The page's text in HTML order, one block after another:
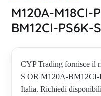
M120A-M18CI-
BM12CI-PS6K-S
CYP Trading fornisce il
S OR M120A-BM12CI-
Italia. Richiedi